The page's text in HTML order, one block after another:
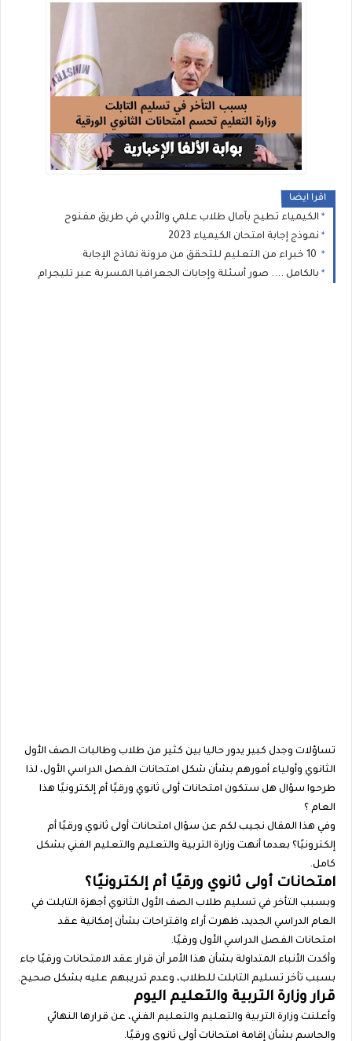
اقرا ايضا
الكيمياء تطيح بآمال طلاب علمي والأدبي في طريق مفنوح
نموذج إجابة امتحان الكيمياء 2023
بالكامل .... صور أسئلة وإجابات الجعرافيا المسربة عبر تليجرام
تساؤلات وجدل كبير يدور حاليا بين كثير من طلاب وطالبات الصف الأول
الثانوي وأولياء أمورهم بشأن شكل امتحانات الفصل الدراسي الأول، لذا
طرحوا سؤال هل ستكون امتحانات أولى ثانوي ورقيًا أم إلكترونيًا هذا
العام ؟
وفي هذا المقال نجيب لكم عن سؤال امتحانات أولى ثانوي ورقيًا أم
إلكترونيًا؟ بعدما أنهت وزارة التربية والتعليم والتعليم الفني بشكل
كامل.
امتحانات أولى ثانوي ورقيًا أم إلكترونيًا؟
وبسبب التأخر في تسليم طلاب الصف الأول الثانوي أجهزة التابلت في
العام الدراسي الجديد، ظهرت أراء واقتراحات بشأن إمكانية عقد
امتحانات الفصل الدراسي الأول ورقيًا.
وأكدت الأنباء المتداولة بشأن هذا الأمر أن قرار عقد الامتحانات ورقيًا جاء
بسبب تأخر تسليم التابلت للطلاب، وعدم تدريبهم عليه بشكل صحيح.
قرار وزارة التربية والتعليم اليوم
وأعلنت وزارة التربية والتعليم والتعليم الفني، عن قرارها النهائي
والحاسم بشأن إقامة امتحانات أولى ثانوي ورقيًا.